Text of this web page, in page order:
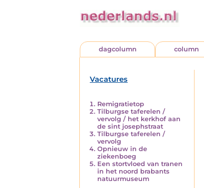
dagcolumn column
Vacatures
Remigratietop
Tilburgse taferelen /
vervolg / het kerkhof aan
de sint josephstraat
Tilburgse taferelen /
vervolg
Opnieuw in de
ziekenboeg
Een stortvloed van tranen
in het noord brabants
natuurmuseum